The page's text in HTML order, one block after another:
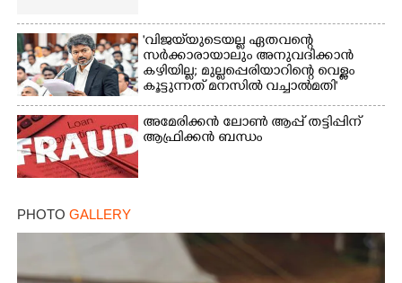
'വിജയ്‌യുടെയല്ല ഏതവന്റെ
സർക്കാരായാലും അനുവദിക്കാൻ
കഴിയില്ല; മുല്ലപ്പെരിയാറിന്റെ വെള്ളം
കൂട്ടുന്നത് മനസിൽ വച്ചാൽമതി'
അമേരിക്കൻ ലോൺ ആപ്പ് തട്ടിപ്പിന്
ആഫ്രിക്കൻ ബന്ധം
PHOTO GALLERY